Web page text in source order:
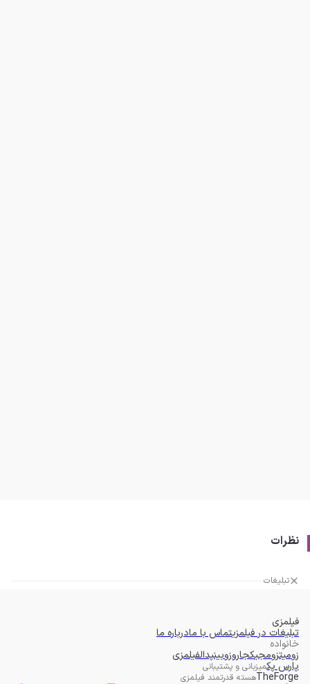
نظرات
تبلیغات
فیلمزی
تبلیغات در فیلمزیتماس با مادرباره ما
خانواده
زومیتزومجیکجاروزوبینپدالفیلمزی
پارس پکمیزبانی و پشتیبانی
TheForgeهسته قدرتمند فیلمزی